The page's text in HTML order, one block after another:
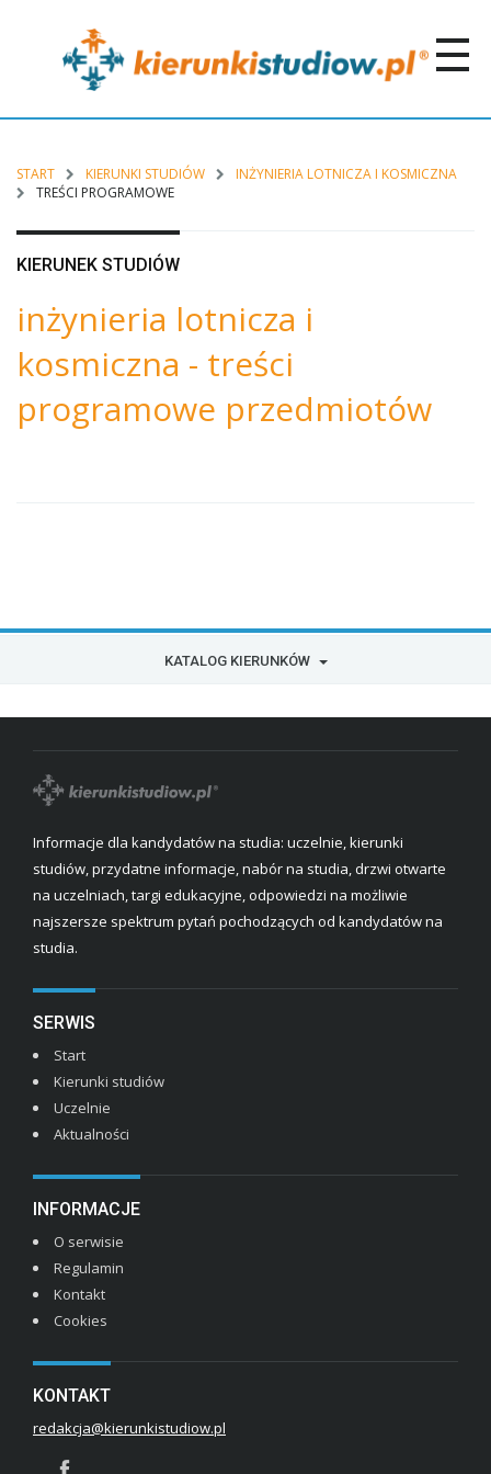
START KIERUNKI STUDIÓW
INŻYNIERIA LOTNICZA I KOSMICZNA
TREŚCI PROGRAMOWE
KIERUNEK STUDIÓW
inżynieria lotnicza i
kosmiczna - treści
programowe przedmiotów
KATALOG KIERUNKÓW
Informacje dla kandydatów na studia: uczelnie, kierunki
studiów, przydatne informacje, nabór na studia, drzwi otwarte
na uczelniach, targi edukacyjne, odpowiedzi na możliwie
najszersze spektrum pytań pochodzących od kandydatów na
studia.
SERWIS
Start
Kierunki studiów
Uczelnie
Aktualności
INFORMACJE
O serwisie
Regulamin
Kontakt
Cookies
KONTAKT
redakcja@kierunkistudiow.pl